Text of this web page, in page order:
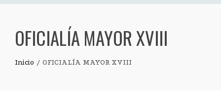
OFICIALÍA MAYOR XVIII
Inicio OFICIALÍA MAYOR XVIII